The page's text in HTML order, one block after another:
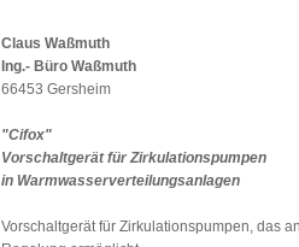
Claus Waßmuth
Ing.- Büro Waßmuth
66453 Gersheim
"Cifox"
Vorschaltgerät für Zirkulationspumpen
in Warmwasserverteilungsanlagen
Vorschaltgerät für Zirkulationspumpen, das